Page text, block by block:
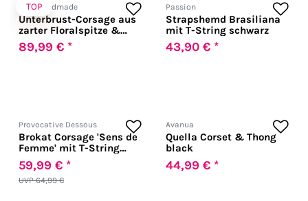
TOP
Noir Handmade
Unterbrust-Corsage aus
zarter Floralspitze &
EcoLeather
89,99 € *
Passion
Strapshemd Brasiliana
mit T-String schwarz
43,90 € *
Provocative Dessous
Brokat Corsage 'Sens de
Femme' mit T-String
weiß
UVP 64,99 €
59,99 € *
Avanua
Quella Corset & Thong
black
44,99 € *